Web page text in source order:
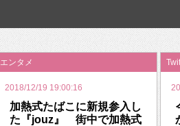
挫折率8割の壁をAIで突破。ジャスト
2026年のバレンタインは「自分で作
エンタメ
2018/12/19 19:00:16
加熱式たばこに新規参入し
た『jouz』 街中で加熱式